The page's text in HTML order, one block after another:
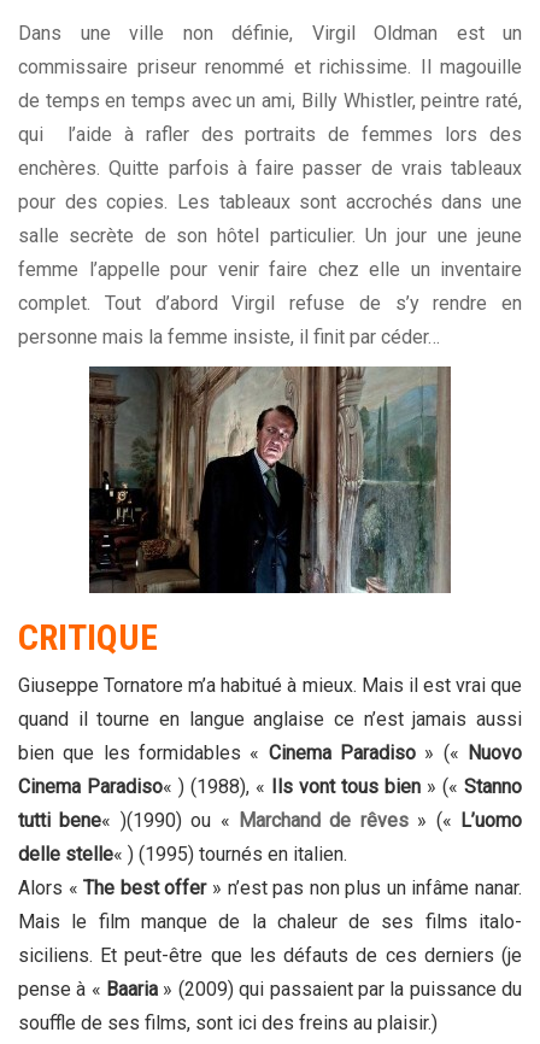
Dans une ville non définie, Virgil Oldman est un
commissaire priseur renommé et richissime. Il magouille
de temps en temps avec un ami, Billy Whistler, peintre raté,
qui l’aide à rafler des portraits de femmes lors des
enchères. Quitte parfois à faire passer de vrais tableaux
pour des copies. Les tableaux sont accrochés dans une
salle secrète de son hôtel particulier. Un jour une jeune
femme l’appelle pour venir faire chez elle un inventaire
complet. Tout d’abord Virgil refuse de s’y rendre en
personne mais la femme insiste, il finit par céder…
CRITIQUE
Giuseppe Tornatore m’a habitué à mieux. Mais il est vrai que
quand il tourne en langue anglaise ce n’est jamais aussi
bien que les formidables « Cinema Paradiso » (« Nuovo
Cinema Paradiso« ) (1988), « Ils vont tous bien » (« Stanno
tutti bene« )(1990) ou « Marchand de rêves» (« L’uomo
delle stelle« ) (1995) tournés en italien.
Alors «The best offer» n’est pas non plus un infâme nanar.
Mais le film manque de la chaleur de ses films italo-
siciliens. Et peut-être que les défauts de ces derniers (je
pense à « Baaria » (2009) qui passaient par la puissance du
souffle de ses films, sont ici des freins au plaisir.)